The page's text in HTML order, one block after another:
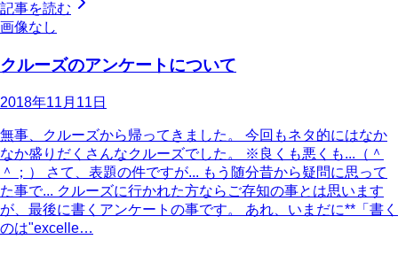
記事を読む
画像なし
クルーズのアンケートについて
2018年11月11日
無事、クルーズから帰ってきました。 今回もネタ的にはなか
なか盛りだくさんなクルーズでした。 ※良くも悪くも...（＾
＾；） さて、表題の件ですが... もう随分昔から疑問に思って
た事で... クルーズに行かれた方ならご存知の事とは思います
が、最後に書くアンケートの事です。 あれ、いまだに**「書く
のは"excelle…